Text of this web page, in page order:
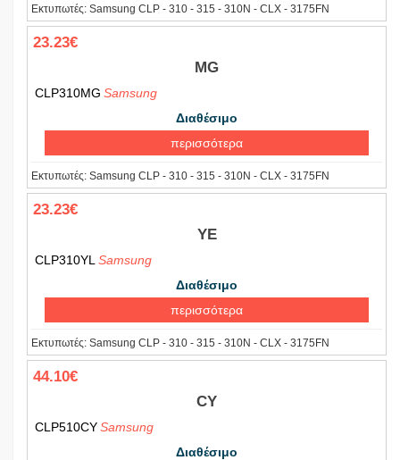
Εκτυπωτές: Samsung CLP - 310 - 315 - 310N - CLX - 3175FN
23.23€
MG
CLP310MG Samsung
Διαθέσιμο
περισσότερα
Εκτυπωτές: Samsung CLP - 310 - 315 - 310N - CLX - 3175FN
23.23€
YE
CLP310YL Samsung
Διαθέσιμο
περισσότερα
Εκτυπωτές: Samsung CLP - 310 - 315 - 310N - CLX - 3175FN
44.10€
CY
CLP510CYSamsung
Διαθέσιμο